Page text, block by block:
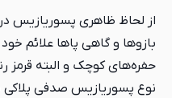
از لحاظ ظاهری پسوریازیس
بازوها و گاهی پاها علائم
حفره‌های کوچک و البته
نوع پسوریازیس صدفی